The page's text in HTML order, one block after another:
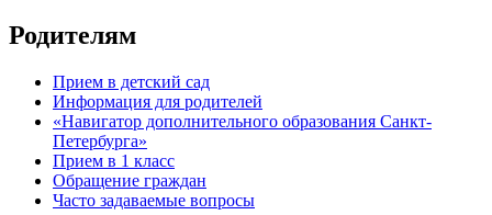
Родителям
Прием в детский сад
Информация для родителей
«Навигатор дополнительного образования Санкт-
Петербурга»
Прием в 1 класс
Обращение граждан
Часто задаваемые вопросы